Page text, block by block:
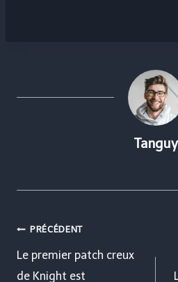
Tanguy
Navigation
de
PRÉCÉDENT
Le premier patch creux
de Knight est